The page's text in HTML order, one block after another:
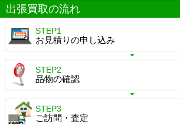
出張買取の流れ
STEP1
お見積りの申し込み
STEP2
品物の確認
STEP3
ご訪問・査定